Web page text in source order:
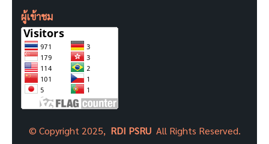
ผู้เข้าชม
© Copyright 2025, RDI PSRU All Rights Reserved.